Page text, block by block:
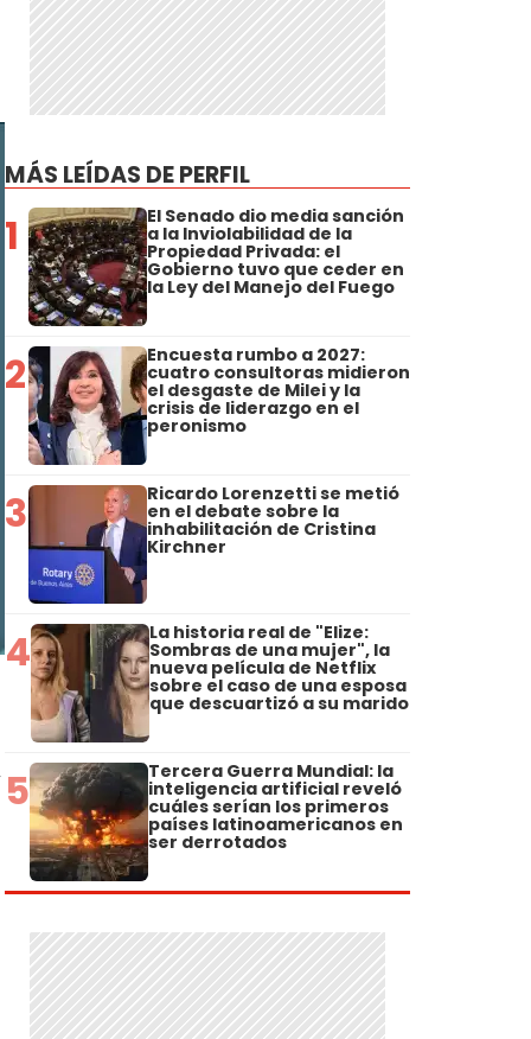
MÁS LEÍDAS DE PERFIL
1 El Senado dio media sanción
a la Inviolabilidad de la
Propiedad Privada: el
Gobierno tuvo que ceder en
la Ley del Manejo del Fuego
2 Encuesta rumbo a 2027:
cuatro consultoras midieron
el desgaste de Milei y la
crisis de liderazgo en el
peronismo
3 Ricardo Lorenzetti se metió
en el debate sobre la
inhabilitación de Cristina
Kirchner
4 La historia real de "Elize:
Sombras de una mujer", la
nueva película de Netflix
sobre el caso de una esposa
que descuartizó a su marido
5 Tercera Guerra Mundial: la
inteligencia artificial reveló
cuáles serían los primeros
países latinoamericanos en
ser derrotados